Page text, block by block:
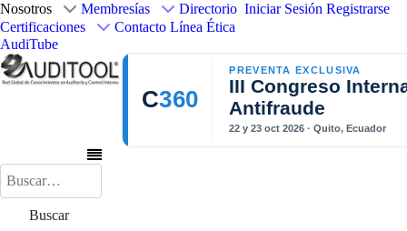
Nosotros Membresías
Directorio
Certificaciones
Contacto Línea Ética
AudiTube
Iniciar Sesión Registrarse
C360
PREVENTA EXCLUSIVA
III Congreso
Antifraude
22 y 23 oct 2026 · Quito, Ecuador
Buscar
Buscar